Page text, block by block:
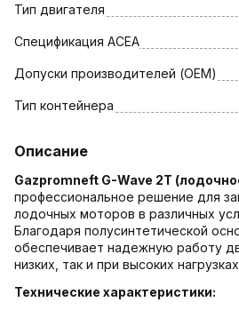
Тип двигателя
Спецификация АСЕА
Допуски производителей (OEM)
Тип контейнера
Описание
Gazpromneft G-Wave 2T
профессиональное решение для
лодочных моторов в различных
Благодаря полусинтетической
обеспечивает надежную работу
низких, так и при высоких
Технические характеристики: